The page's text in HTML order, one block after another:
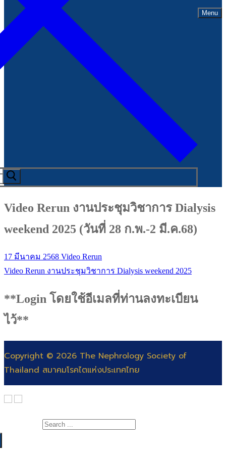
Menu
Video Rerun งานประชุมวิชาการ Dialysis
weekend 2025 (วันที่ 28 ก.พ.-2 มี.ค.68)
17 มีนาคม 2568 Video Rerun
Video Rerun งานประชุมวิชาการ Dialysis weekend 2025
**Login โดยใช้อีเมลที่ท่านลงทะเบียน
ไว้**
Copyright © 2026 The Nephrology Society of
Thailand สมาคมโรคไตแห่งประเทศไทย